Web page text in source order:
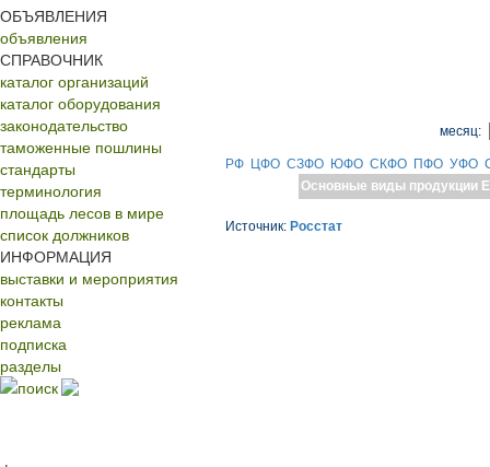
ОБЪЯВЛЕНИЯ
объявления
СПРАВОЧНИК
каталог организаций
каталог оборудования
законодательство
таможенные пошлины
стандарты
терминология
площадь лесов в мире
список должников
ИНФОРМАЦИЯ
выставки и мероприятия
контакты
реклама
подписка
разделы
поиск
месяц:
РФ ЦФО СЗФО ЮФО СКФО ПФО УФО
Основные виды продукции
Источник: Росстат